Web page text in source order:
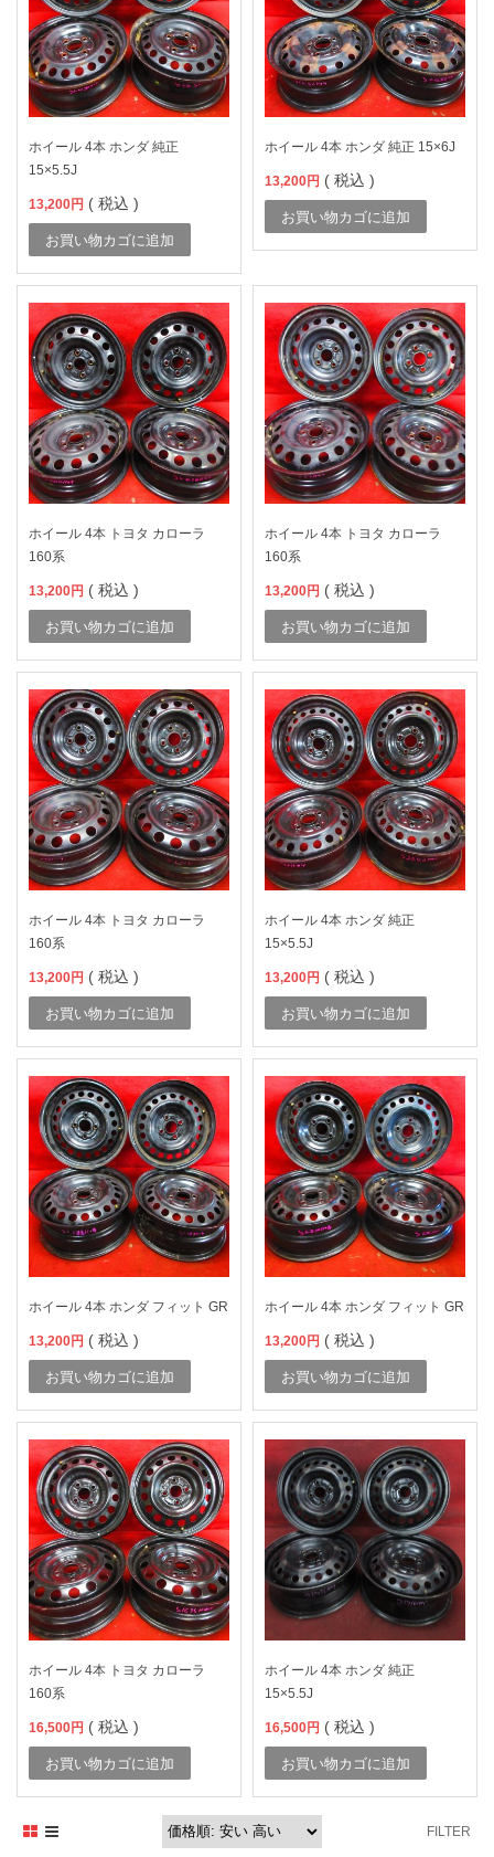
ホイール 4本 ホンダ 純正
15×5.5J
13,200円 ( 税込 )
お買い物カゴに追加
ホイール 4本 ホンダ 純正 15×6J
13,200円 ( 税込 )
お買い物カゴに追加
ホイール 4本 トヨタ カローラ
160系
13,200円 ( 税込 )
お買い物カゴに追加
ホイール 4本 トヨタ カローラ
160系
13,200円 ( 税込 )
お買い物カゴに追加
ホイール 4本 トヨタ カローラ
160系
13,200円 ( 税込 )
お買い物カゴに追加
ホイール 4本 ホンダ 純正
15×5.5J
13,200円 ( 税込 )
お買い物カゴに追加
ホイール 4本 ホンダ フィット GR
13,200円 ( 税込 )
お買い物カゴに追加
ホイール 4本 ホンダ フィット GR
13,200円 ( 税込 )
お買い物カゴに追加
ホイール 4本 トヨタ カローラ
160系
16,500円 ( 税込 )
お買い物カゴに追加
ホイール 4本 ホンダ 純正
15×5.5J
16,500円 ( 税込 )
お買い物カゴに追加
FILTER